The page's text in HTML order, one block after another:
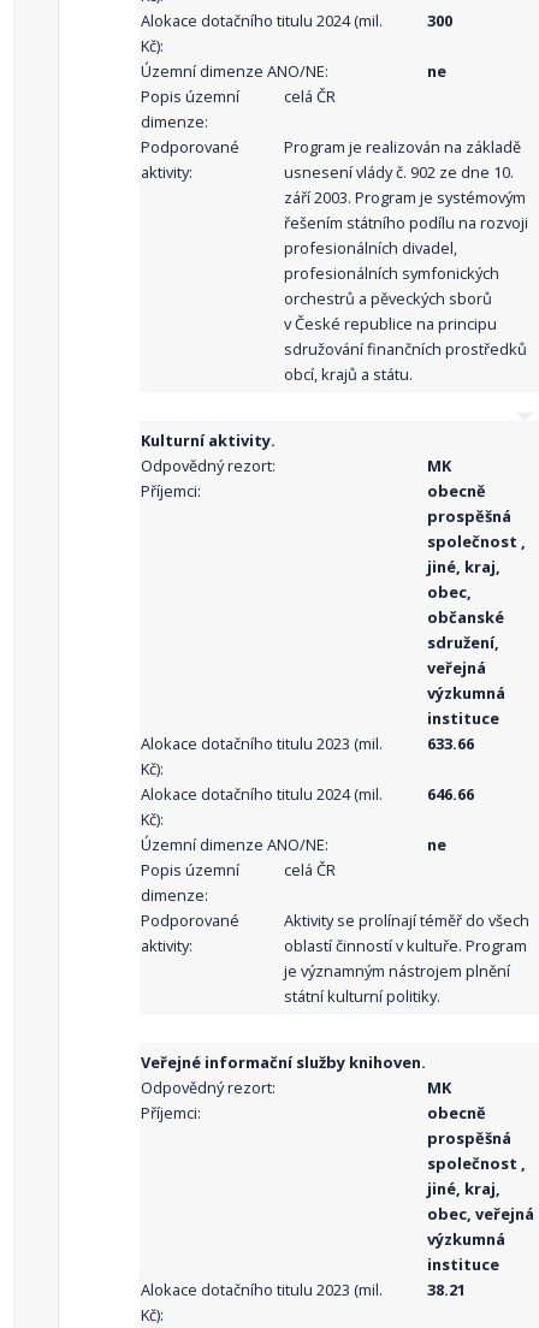
Alokace dotačního titulu 2024 (mil.
Kč):
300
Územní dimenze ANO/NE:
ne
Popis územní
dimenze:
celá ČR
Podporované
aktivity:
Program je realizován na základě
usnesení vlády č. 902 ze dne 10.
září 2003. Program je systémovým
řešením státního podílu na rozvoji
profesionálních divadel,
profesionálních symfonických
orchestrů a pěveckých sborů
v České republice na principu
sdružování finančních prostředků
obcí, krajů a státu.
Kulturní aktivity.
Odpovědný rezort:
MK
Příjemci:
obecně
prospěšná
společnost ,
jiné, kraj,
obec,
občanské
sdružení,
veřejná
výzkumná
instituce
Alokace dotačního titulu 2023 (mil.
Kč):
633.66
Alokace dotačního titulu 2024 (mil.
Kč):
646.66
Územní dimenze ANO/NE:
ne
Popis územní
dimenze:
celá ČR
Podporované
aktivity:
Aktivity se prolínají téměř do všech
oblastí činností v kultuře. Program
je významným nástrojem plnění
státní kulturní politiky.
Veřejné informační služby knihoven.
Odpovědný rezort:
MK
Příjemci:
obecně
prospěšná
společnost ,
jiné, kraj,
obec, veřejná
výzkumná
instituce
Alokace dotačního titulu 2023 (mil.
Kč):
38.21